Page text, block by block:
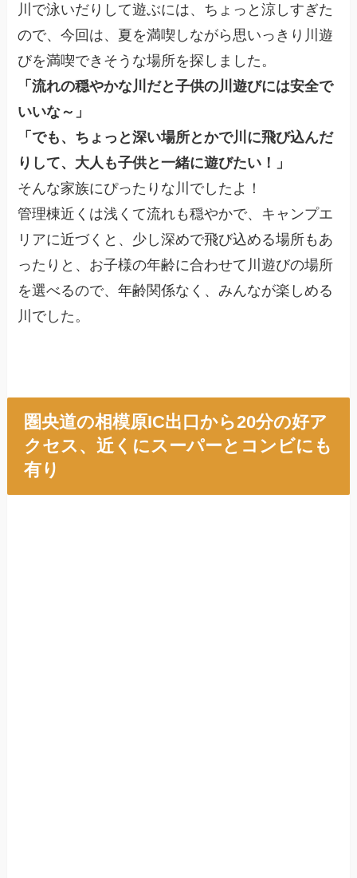
川で泳いだりして遊ぶには、ちょっと涼しすぎた
ので、今回は、夏を満喫しながら思いっきり川遊
びを満喫できそうな場所を探しました。
「流れの穏やかな川だと子供の川遊びには安全で
いいな～」
「でも、ちょっと深い場所とかで川に飛び込んだ
りして、大人も子供と一緒に遊びたい！」
そんな家族にぴったりな川でしたよ！
管理棟近くは浅くて流れも穏やかで、キャンプエ
リアに近づくと、少し深めで飛び込める場所もあ
ったりと、お子様の年齢に合わせて川遊びの場所
を選べるので、年齢関係なく、みんなが楽しめる
川でした。
圏央道の相模原IC出口から20分の好ア
クセス、近くにスーパーとコンビにも
有り